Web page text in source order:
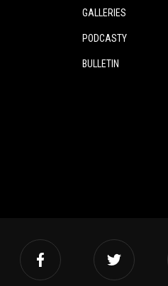
GALLERIES
PODCASTY
BULLETIN